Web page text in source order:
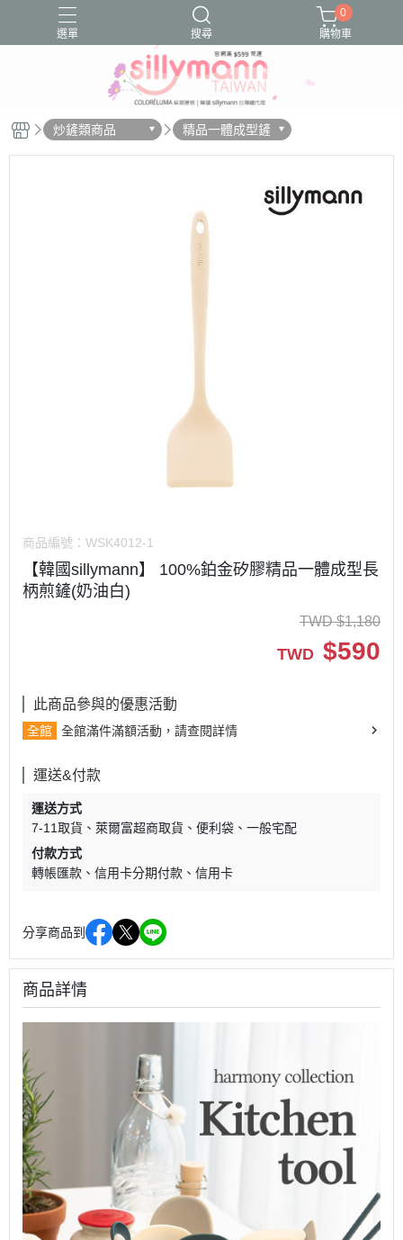
選單 搜尋
Sillymann鉑金矽膠 好物分享 好物推薦
文章分享
文章推薦
0
購物車
炒鏟類商品 精品一體成型鏟
商品編號： WSK4012-1
【韓國sillymann】 100%鉑金矽膠精品一體成型長
柄煎鏟(奶油白)
TWD $1,180
TWD $590
此商品參與的優惠活動
全館 全館滿件滿額活動，請查閱詳情
運送&付款
運送方式
7-11取貨
萊爾富超商取貨 便利袋
一般宅配
付款方式
轉帳匯款
信用卡分期付款 信用卡
分享商品到
商品詳情